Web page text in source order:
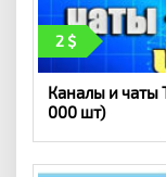
2
Каналы и чаты
000 шт)